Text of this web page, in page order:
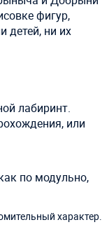
фигур,
детей, ни их
лабиринт.
или
по модульно,
характер.